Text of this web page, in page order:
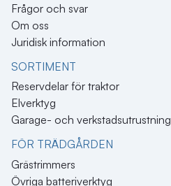
Frågor och svar
Om oss
Juridisk information
SORTIMENT
Reservdelar för traktor
Elverktyg
Garage- och verkstadsutrustning
FÖR TRÄDGÅRDEN
Grästrimmers
Övriga batteriverktyg